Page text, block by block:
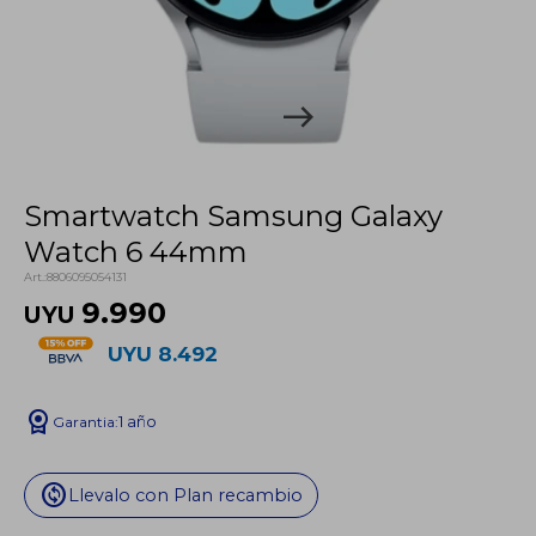
Smartwatch Samsung Galaxy
Watch 6 44mm
8806095054131
UYU 9.990
UYU 8.492
license 1 año
change_circle Llevalo con Plan recambio